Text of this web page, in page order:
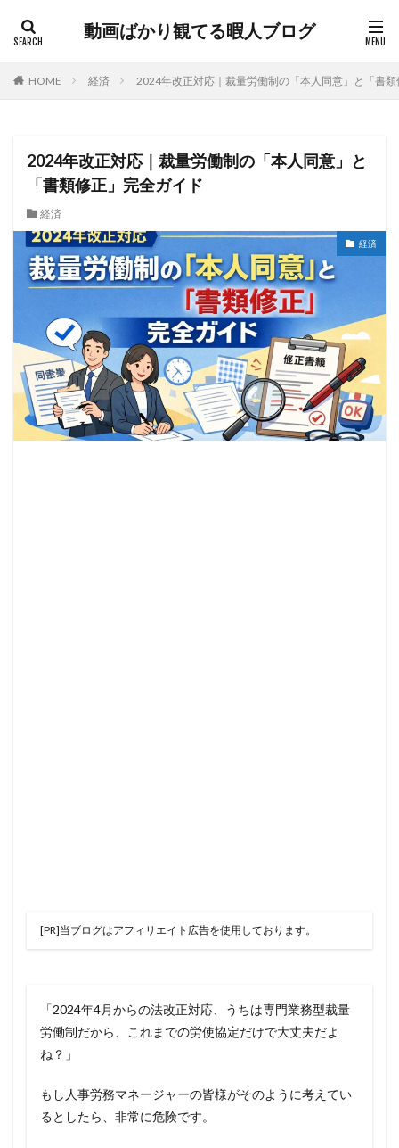
動画ばかり観てる暇人ブログ
HOME 経済 2024年改正対応｜裁量労働制の「本人同意」と「書
2024年改正対応｜裁量労働制の「本人同意」と
「書類修正」完全ガイド
経済
経済
[PR]当ブログはアフィリエイト広告を使用しております。
「2024年4月からの法改正対応、うちは専門業務型裁量
労働制だから、これまでの労使協定だけで大丈夫だよ
ね？」
もし人事労務マネージャーの皆様がそのように考えてい
るとしたら、非常に危険です。